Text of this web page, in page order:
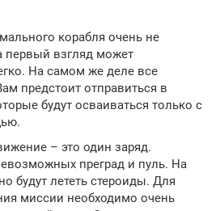
корабля очень не
первый взгляд может
На самом же деле все
предстоит отправиться в
будут осваиваться только с
– это один заряд.
преград и пуль. На
будут лететь стероиды. Для
миссии необходимо очень